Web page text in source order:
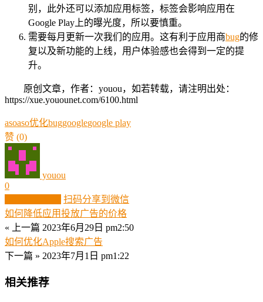
别，此外还可以添加应用标签，标签会影响应用在
Google Play上的曝光度，所以要慎重。
需要每月更新一次我们的应用。这有利于应用商bug的修
复以及新功能的上线，用户体验感也会得到一定的提
升。
原创文章，作者：youou，如若转载，请注明出处：
https://xue.youounet.com/6100.html
asoaso优化buggooglegoogle play
赞 (0)
youou
0
扫码分享到微信
如何降低应用投放广告的价格
« 上一篇 2023年6月29日 pm2:50
如何优化Apple搜索广告
下一篇 » 2023年7月1日 pm1:22
相关推荐